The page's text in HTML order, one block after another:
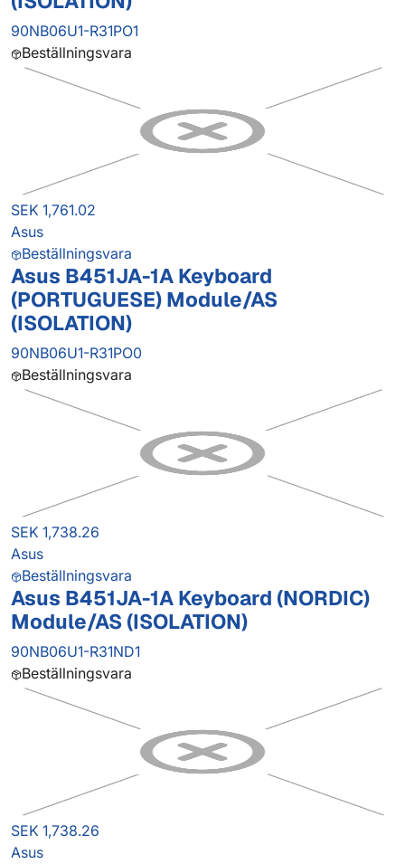
90NB06U1-R31PO1
Beställningsvara
SEK 1,761.02
Asus
Beställningsvara
Asus B451JA-1A Keyboard
(PORTUGUESE) Module/AS
(ISOLATION)
90NB06U1-R31PO0
Beställningsvara
SEK 1,738.26
Asus
Beställningsvara
Asus B451JA-1A Keyboard (NORDIC)
Module/AS (ISOLATION)
90NB06U1-R31ND1
Beställningsvara
SEK 1,738.26
Asus